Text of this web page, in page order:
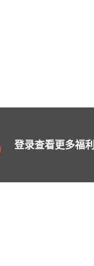
登录查看更多福